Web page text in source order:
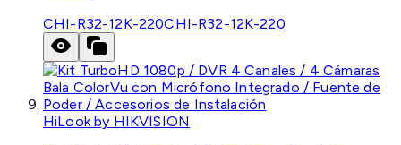
CHI-R32-12K-220CHI-R32-12K-220
HiLook by HIKVISION